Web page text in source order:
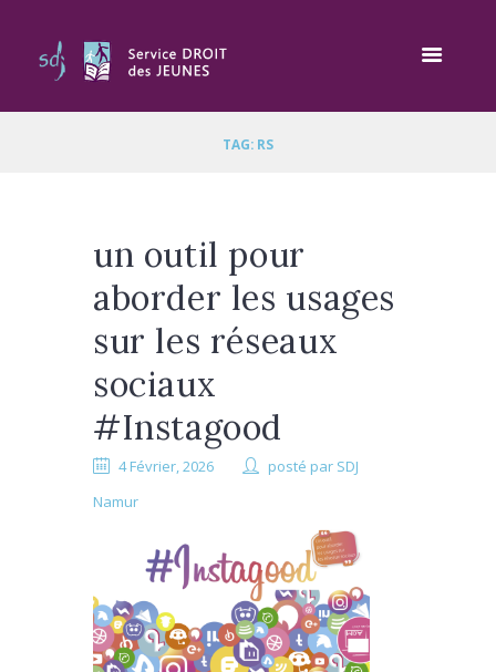
TAG: RS
un outil pour
aborder les usages
sur les réseaux
sociaux
#Instagood
4 Février, 2026 posté par SDJ
Namur